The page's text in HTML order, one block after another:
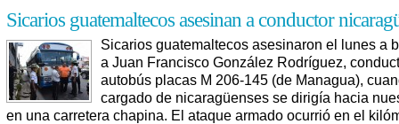
Sicarios guatemaltecos asesinan a conductor
Sicarios guatemaltecos asesinaron el lunes a
a Juan Francisco González Rodríguez,
autobús placas M 206-145 (de Managua),
cargado de nicaragüenses se dirigía hacia
en una carretera chapina. El ataque armado ocurrió en el